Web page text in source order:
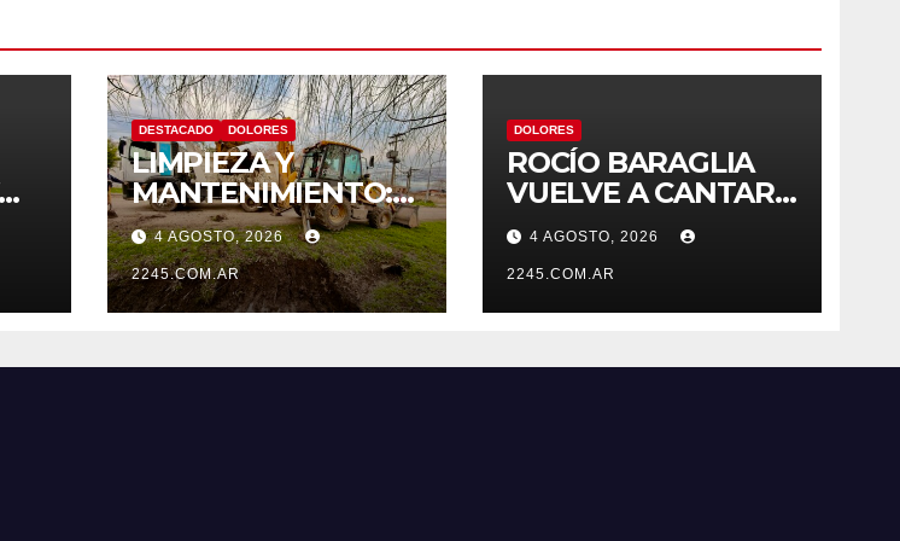
DESTACADO DOLORES
LIMPIEZA Y
MANTENIMIENTO:
CONTINÚAN LOS
TRABAJOS DE
ZANJEO EN
DISTINTOS
CIUDAD
4 AGOSTO, 2026
2245.COM.AR
DOLORES
ROCÍO BARAGLIA
VUELVE A CANTAR
EN EUROPA
4 AGOSTO, 2026
2245.COM.AR